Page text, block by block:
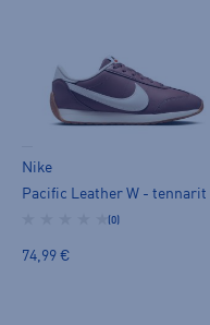
Nike
Pacific Leather W - tennarit
(0)
74,99 €